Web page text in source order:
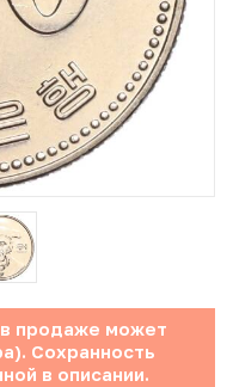
1999 года)
СССР и России
продаже может
Сохранность
в описании.